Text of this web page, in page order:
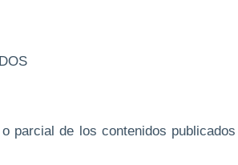
parcial de los contenidos